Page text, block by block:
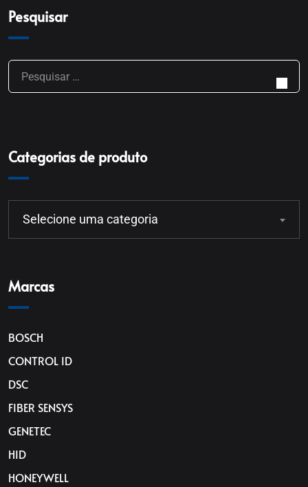
Pesquisar
Categorias de produto
Selecione uma categoria
Marcas
BOSCH
CONTROL ID
DSC
FIBER SENSYS
GENETEC
HID
HONEYWELL